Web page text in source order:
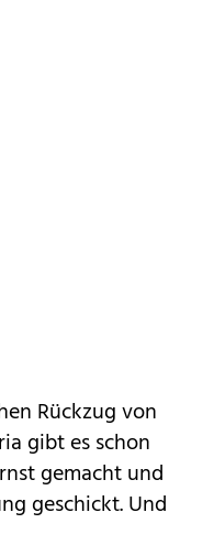
Rückzug von
gibt es schon
gemacht und
geschickt. Und